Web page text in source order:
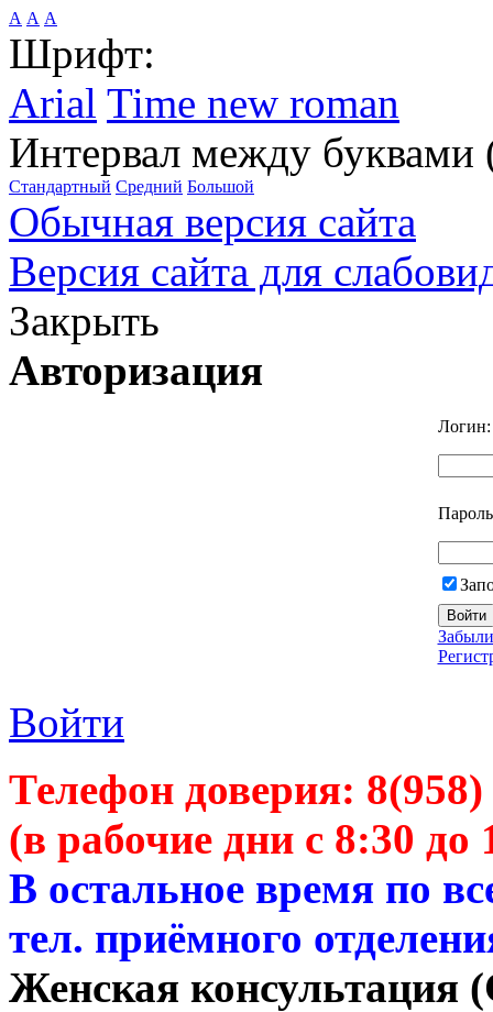
А А А
Шрифт:
Arial Time new roman
Интервал между буквами
Стандартный Средний Большой
Обычная версия сайта
Версия сайта для
Закрыть
Авторизация
Логин:
Войти
Телефон доверия:
(в рабочие дни с 8:30 до
В остальное время по
тел. приёмного
Женская консультация